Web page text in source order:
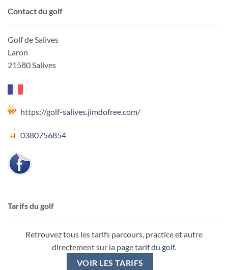
Contact du golf
Golf de Salives
Laron
21580 Salives
https://golf-salives.jimdofree.com/
0380756854
Tarifs du golf
Retrouvez tous les tarifs parcours, practice et autre
directement sur la page tarif du golf.
VOIR LES TARIFS